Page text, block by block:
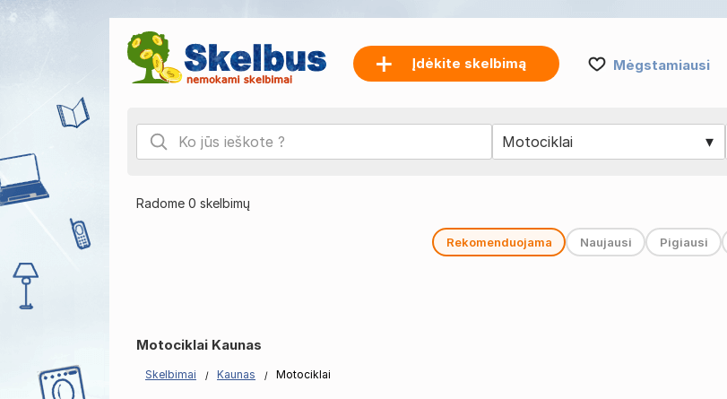
Įdėkite skelbimą Mėgstamiausi
Radome 0 skelbimų
Rekomenduojama Naujausi Pigiausi
Motociklai Kaunas
Skelbimai Kaunas Motociklai